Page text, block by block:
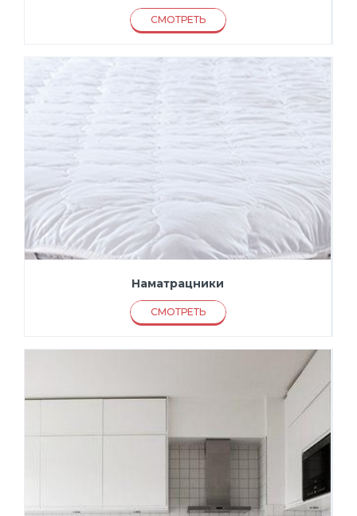
СМОТРЕТЬ
Наматрацники
СМОТРЕТЬ